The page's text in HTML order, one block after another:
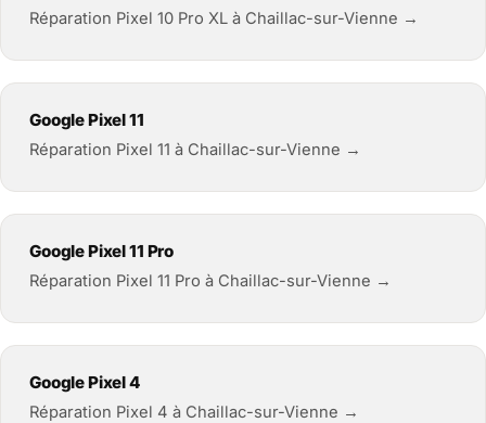
Réparation Pixel 10 Pro XL à Chaillac-sur-Vienne →
Google Pixel 11
Réparation Pixel 11 à Chaillac-sur-Vienne →
Google Pixel 11 Pro
Réparation Pixel 11 Pro à Chaillac-sur-Vienne →
Google Pixel 4
Réparation Pixel 4 à Chaillac-sur-Vienne →